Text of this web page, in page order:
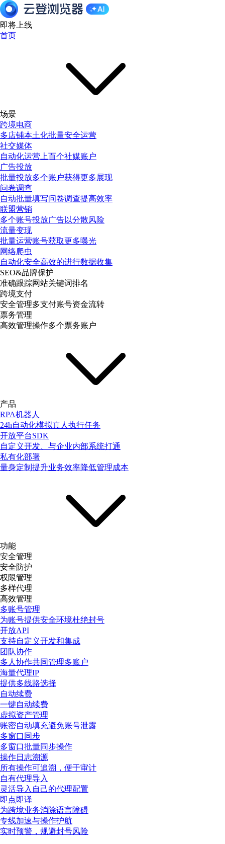
即将上线
首页
场景
跨境电商
多店铺本土化批量安全运营
社交媒体
自动化运营上百个社媒账户
广告投放
批量投放多个账户获得更多展现
问卷调查
自动批量填写问卷调查提高效率
联盟营销
多个账号投放广告以分散风险
流量变现
批量运营账号获取更多曝光
网络爬虫
自动化安全高效的进行数据收集
SEO&品牌保护
准确跟踪网站关键词排名
跨境支付
安全管理多支付账号资金流转
票务管理
高效管理操作多个票务账户
产品
RPA机器人
24h自动化模拟真人执行任务
开放平台SDK
自定义开发、与企业内部系统打通
私有化部署
量身定制提升业务效率降低管理成本
功能
安全管理
安全防护
权限管理
多样代理
高效管理
多账号管理
为账号提供安全环境杜绝封号
开放API
支持自定义开发和集成
团队协作
多人协作共同管理多账户
海量代理IP
提供多线路选择
自动续费
一键自动续费
虚拟资产管理
账密自动填充避免账号泄露
多窗口同步
多窗口批量同步操作
操作日志溯源
所有操作可追溯，便于审计
自有代理导入
灵活导入自己的代理配置
即点即译
为跨境业务消除语言障碍
专线加速与操作护航
实时预警，规避封号风险